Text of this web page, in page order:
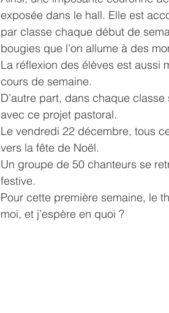
exposée dans le hall. Elle est
par classe chaque début de
bougies que l’on allume à des
La réflexion des élèves est aussi
cours de semaine.
D’autre part, dans chaque
avec ce projet pastoral.
Le vendredi 22 décembre, tous
vers la fête de Noël.
Un groupe de 50 chanteurs se
festive.
Pour cette première semaine, le
moi, et j’espère en quoi ?